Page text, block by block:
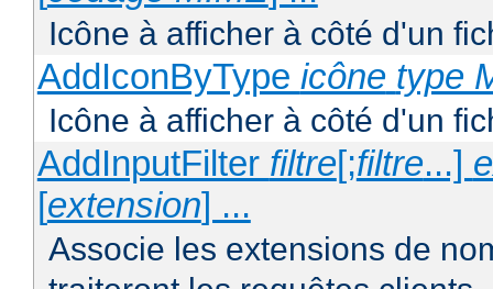
Icône à afficher à côté d'un
AddIconByType icône type
Icône à afficher à côté d'un
AddInputFilter filtre[;filtre...]
[extension] ...
Associe les extensions de